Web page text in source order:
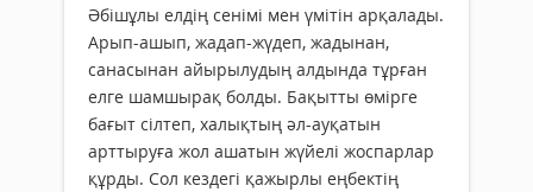
Әбішұлы елдің сенімі мен үмітін арқалады.
Арып-ашып, жадап-жүдеп, жадынан,
санасынан айырылудың алдында тұрған
елге шамшырақ болды. Бақытты өмірге
бағыт сілтеп, халықтың әл-ауқатын
арттыруға жол ашатын жүйелі жоспарлар
құрды. Сол кездегі қажырлы еңбектің